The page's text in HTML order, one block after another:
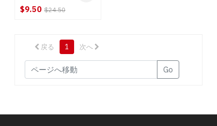
すべて見る
$9.50 $24.50
戻る 1 次へ
Go